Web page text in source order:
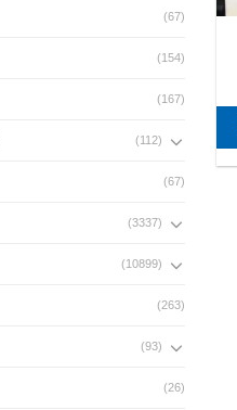
(67)
(154)
(167)
(112)
(67)
(3337)
(10899)
(263)
(93)
(26)